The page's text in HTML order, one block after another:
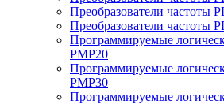
Преобразователи частоты
Преобразователи частоты
Программируемые
PMP20
Программируемые
PMP30
Программируемые